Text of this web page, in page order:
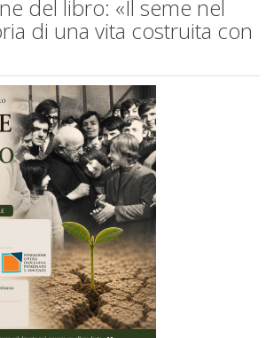
del libro: «Il seme nel
di una vita costruita con